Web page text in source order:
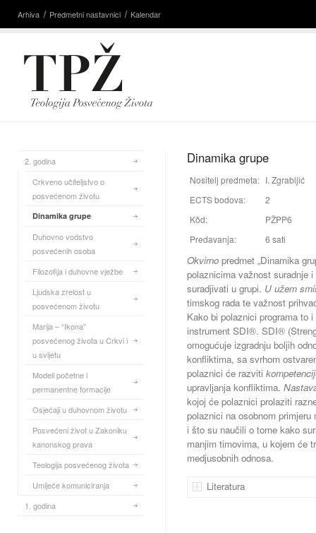
Arhiva Predmetni nastavnici Kalendar
Dinamika grupe
Nositelj predmeta: I. Zgrabljić
ECTS bodova:
2
Kôd:
PŽPP6
Predavanja:
6 sati
Okvirno predmet „Dinamika
polaznicima važnost suradnje
suradjivati u grupi. U užem
timskog rada te važnost
Kako bi polaznici programa to
instrument SDI®. SDI®
omogućuje izgradnju boljih
konfliktima, sa svrhom
polaznici će razviti
upravljanja konfliktima.
kojoj će polaznici prolaziti
polaznici na osobnom
i što su naučili o tome kako
manjim timovima, u kojem će
medjusobnih odnosa.
Literatura
2. godina
Crkveno učiteljstvo o
posvećenom životu
Dinamika grupe
Duhovno vodstvo
posvećenih osoba
Filozofija i duhovne vježbe
Ljudska zrelost u
posvećenom životu
Marija – “Ikona”
posvećenog života u Crkvi i
u svijetu
Modeli početne i
permanentne formacije
Osjećaji u duhovnom životu
Posvećeni život u Zakoniku
kanonskog prava
Teologija posvećenog života
Umijeće komuniciranja
1. godina